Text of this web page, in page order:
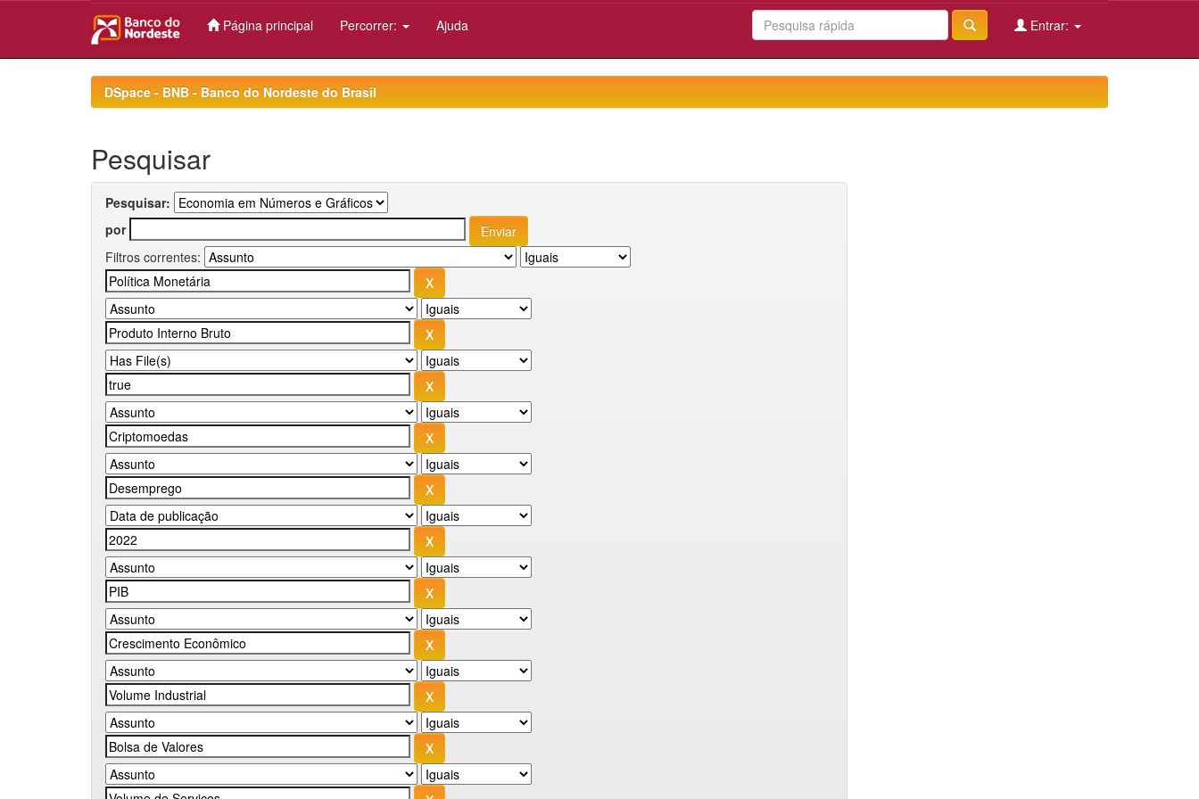
Página principal Percorrer: Ajuda Entrar:
DSpace - BNB - Banco do Nordeste do Brasil
Pesquisar
Pesquisar:
por
Filtros correntes: